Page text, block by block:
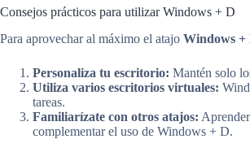
Consejos prácticos para utilizar Windows + D
Para aprovechar al máximo el atajo Windows +
Personaliza tu escritorio: Mantén solo
Utiliza varios escritorios virtuales:
tareas.
Familiarízate con otros atajos:
complementar el uso de Windows + D.